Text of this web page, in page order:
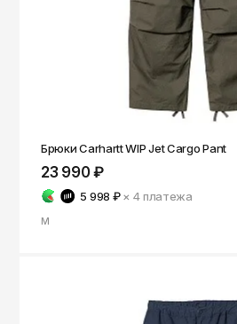
Брюки Carhartt WIP Jet Cargo Pant
23 990 ₽
5 998 ₽ × 4платежа
M